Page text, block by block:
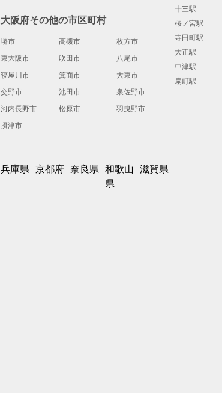
大阪府その他の市区町村
堺市 高槻市
枚方市
東大阪市
吹田市
八尾市
寝屋川市
箕面市
大東市
交野市
池田市
泉佐野市
河内長野市
松原市
羽曳野市
摂津市
兵庫県 京都府 奈良県 和歌山
県
滋賀県
十三駅
桜ノ宮駅
寺田町駅
大正駅
中津駅
扇町駅